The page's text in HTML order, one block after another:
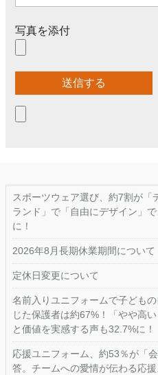
写真を添付
スポーツウェア選び、約7割が「
ランド」で「自由にデザイン」
に！
2026年8月長期休業期間について
定休日変更について
名前入りユニフォームで子ども
じた保護者は約67%！「やや高
と価値を実感する声も32.7%に！
応援ユニフォーム、約53％が「
答。チームへの愛情が伝わる応援